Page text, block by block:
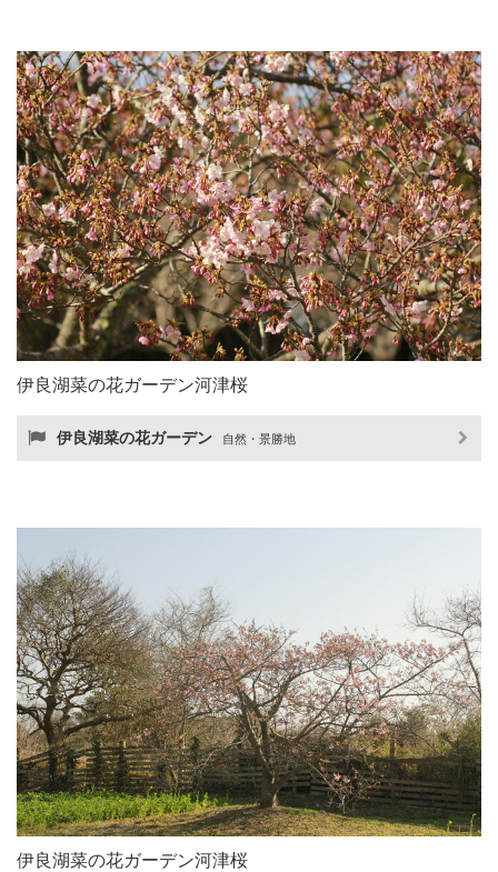
伊良湖菜の花ガーデン河津桜
伊良湖菜の花ガーデン 自然・景勝地
伊良湖菜の花ガーデン河津桜